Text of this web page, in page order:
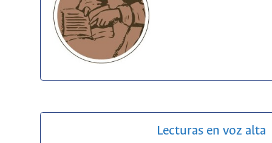
Lecturas en voz alta